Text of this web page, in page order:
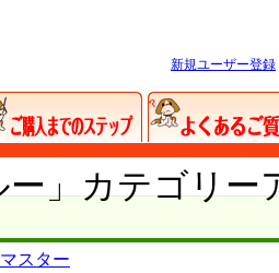
新規ユーザー登録
ー」カテゴリー
マスター